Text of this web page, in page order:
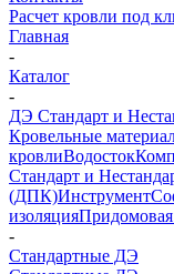
Расчет кровли под
Главная
-
Каталог
-
ДЭ Стандарт и
Кровельные
кровлиВодосток
Стандарт и
(ДПК)Инструмент
изоляцияПридомовая
-
Стандартные ДЭ